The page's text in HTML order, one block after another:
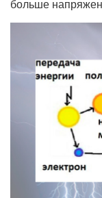
больше